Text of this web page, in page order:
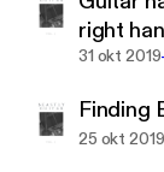
Unsplash:
right
31 okt 2019
Finding
25 okt 2019